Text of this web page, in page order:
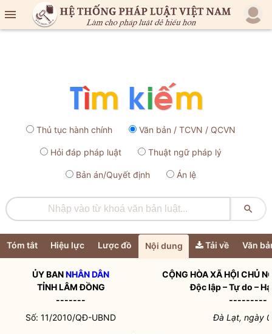

Thủ tục hành chính Văn bản / TCVN / QCVN
Hỏi đáp pháp luật Thuật ngữ pháp lý
Bản án/Quyết định Án lệ

Tóm tắt Hiệu lực Lược đồ Nội dung Tải về Văn
ỦY BANNHÂN DÂN
TỈNH LÂM ĐỒNG
-------
CỘNG HÒA XÃ HỘI CHỦ
Độc lập – Tự do –
---------
Số: 11/2010/QĐ-UBND
Đà Lạt, ngày